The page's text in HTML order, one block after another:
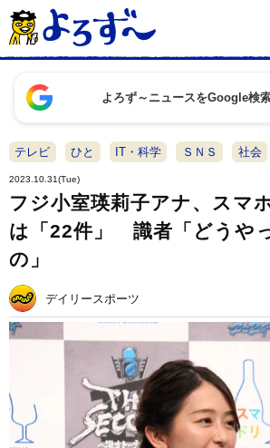
よろず～ニュースをGoogle検
テレビ ひと IT・科学 ＳＮＳ 社会
2023.10.31(Tue)
フジ小室瑛莉子アナ、スマ
は「22件」 識者「どうや
の」
デイリースポーツ